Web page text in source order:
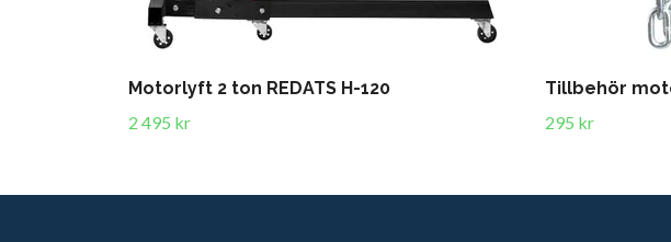
Motorlyft 2 ton REDATS H-120
2 495 kr
Tillbehör
295 kr